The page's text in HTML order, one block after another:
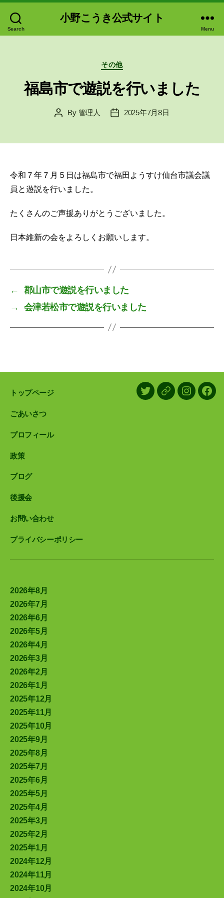
Search
小野こうき公式サイト
Menu
Categories
その他
福島市で遊説を行いました
PostBy 管理人
Post2025年7月8日
令和７年７月５日は福島市で福田ようすけ仙台市議会議
員と遊説を行いました。
たくさんのご声援ありがとうございました。
日本維新の会をよろしくお願いします。
←
郡山市で遊説を行いました
→
会津若松市で遊説を行いました
トップページ
ごあいさつ
プロフィール
政策
ブログ
後援会
お問い合わせ
プライバシーポリシー
X/TwitterLINE Instagram
2026年8月
2026年7月
2026年6月
2026年5月
2026年4月
2026年3月
2026年2月
2026年1月
2025年12月
2025年11月
2025年10月
2025年9月
2025年8月
2025年7月
2025年6月
2025年5月
2025年4月
2025年3月
2025年2月
2025年1月
2024年12月
2024年11月
2024年10月